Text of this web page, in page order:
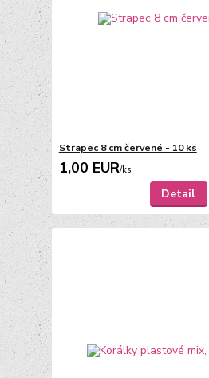
Strapec 8 cm červené - 10 ks
1,00 EUR/ks
Detail